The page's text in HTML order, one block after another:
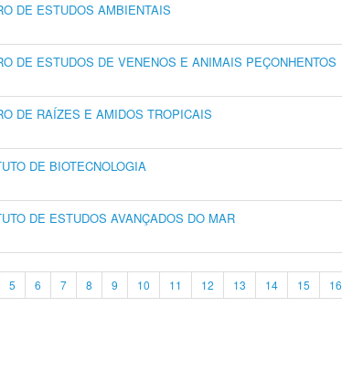
DE ESTUDOS AMBIENTAIS
DE ESTUDOS DE VENENOS E ANIMAIS PEÇONHENTOS
DE RAÍZES E AMIDOS TROPICAIS
DE BIOTECNOLOGIA
DE ESTUDOS AVANÇADOS DO MAR
5 6 7 8 9 10 11 12 13 14 15 16